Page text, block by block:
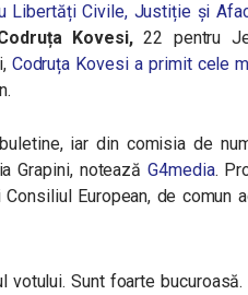
Libertăți Civile, Justiție și
Kovesi,22 pentru
Codruța Kovesi a primit cele
iar din comisia de
Grapini, noteazăG4media.
Consiliul European, de comun
votului. Sunt foarte bucuroasă.